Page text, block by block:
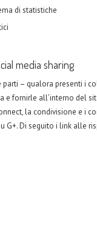
di statistiche
media sharing
parti – qualora presenti i
e fornirle all’interno del
la condivisione e i
G+. Di seguito i link alle